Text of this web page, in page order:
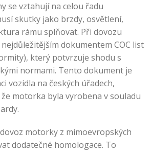
se vztahují na celou řadu
skutky jako brzdy, osvětlení,
rámu splňovat. Při dovozu
dokumentem COC list
který potvrzuje shodu s
normami. Tento dokument je
vozidla na českých úřadech,
motorka byla vyrobena v souladu
motorky z mimoevropských
dodatečné homologace. To